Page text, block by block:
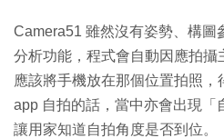
Camera51 雖然沒有姿勢、構圖
分析功能，程式會自動因應拍攝
應該將手機放在那個位置拍照，
app 自拍的話，當中亦會出現「
讓用家知道自拍角度是否到位。